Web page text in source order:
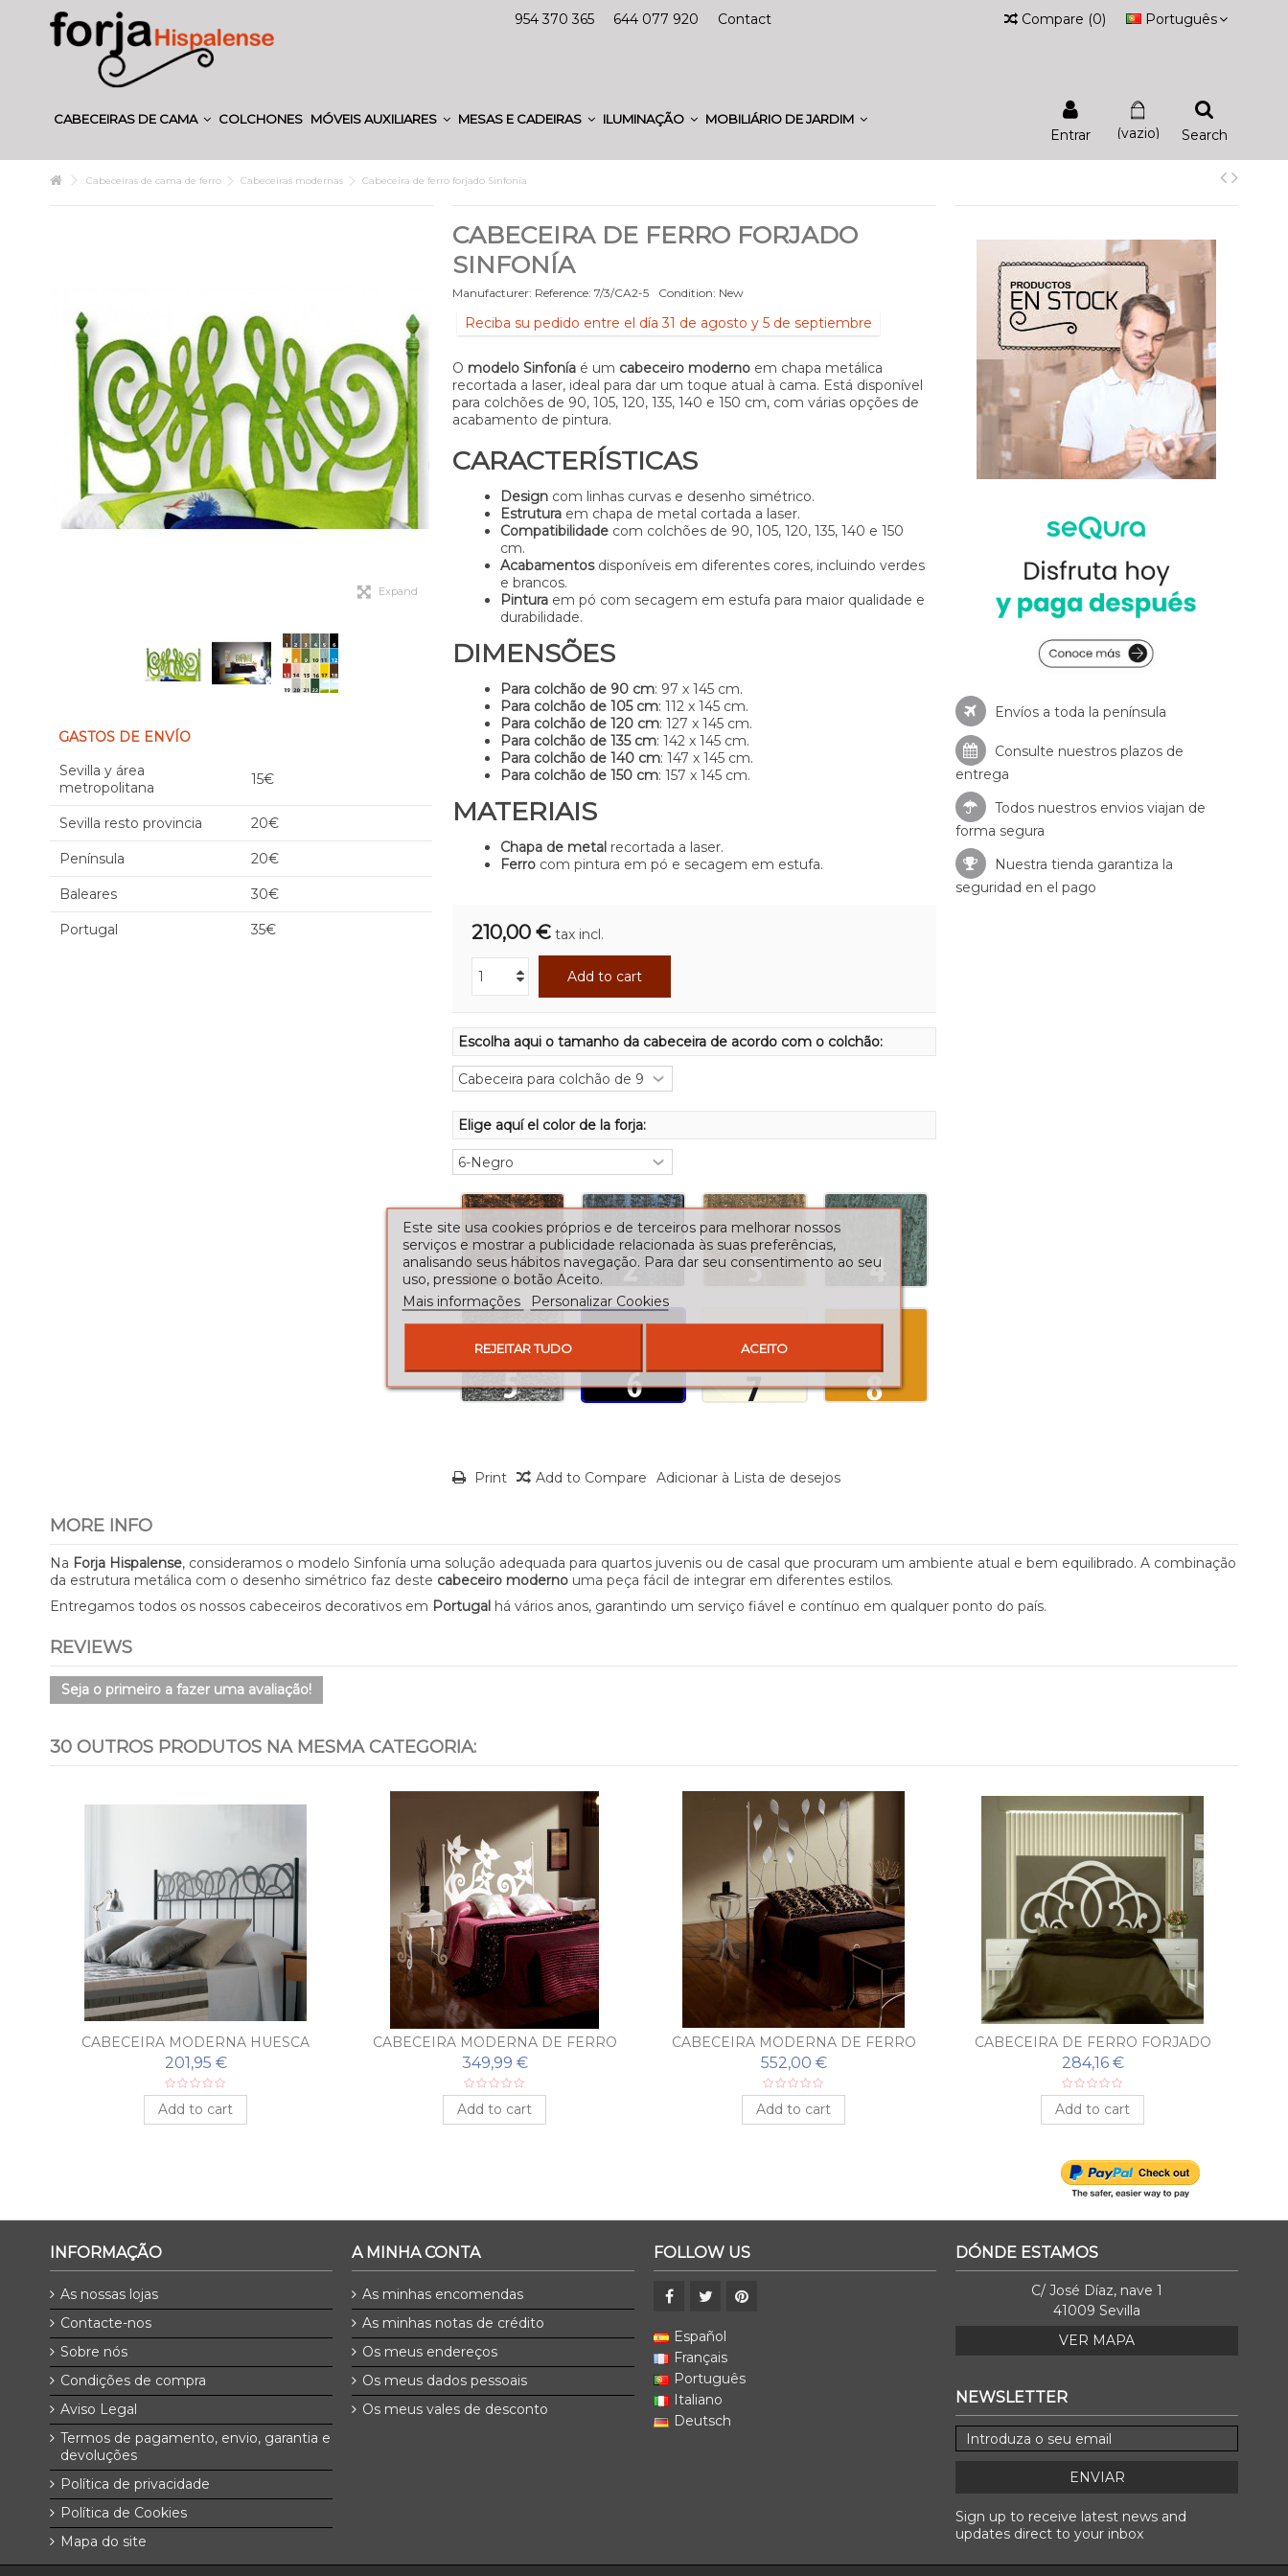
954 370 365 644 077 920 Contact Português
Compare (0)
CABECEIRAS DE CAMA COLCHONES MÓVEIS AUXILIARES MESAS E CADEIRAS ILUMINAÇÃO MOBILIÁRIO DE JARDIM
Search
(vazio)
Entrar
Cabeceiras de cama de ferro Cabeceiras modernas Cabeceira de ferro forjado Sinfonía
Expand
GASTOS DE ENVÍO
Sevilla y área
metropolitana
15€
Sevilla resto provincia 20€
Península 20€
Baleares 30€
Portugal 35€
CABECEIRA DE FERRO FORJADO
SINFONÍA
Manufacturer: Reference: 7/3/CA2-5 Condition: New
Reciba su pedido entre el día 31 de agosto y 5 de septiembre
O modelo Sinfoníaé um cabeceiro modernoem chapa metálica
recortada a laser, ideal para dar um toque atual à cama. Está disponível
para colchões de 90, 105, 120, 135, 140 e 150 cm, com várias opções de
acabamento de pintura.
CARACTERÍSTICAS
Designcom linhas curvas e desenho simétrico.
Estruturaem chapa de metal cortada a laser.
Compatibilidadecom colchões de 90, 105, 120, 135, 140 e 150
cm.
Acabamentosdisponíveis em diferentes cores, incluindo verdes
e brancos.
Pinturaem pó com secagem em estufa para maior qualidade e
durabilidade.
DIMENSÕES
Para colchão de 90 cm: 97 x 145 cm.
Para colchão de 105 cm: 112 x 145 cm.
Para colchão de 120 cm: 127 x 145 cm.
Para colchão de 135 cm: 142 x 145 cm.
Para colchão de 140 cm: 147 x 145 cm.
Para colchão de 150 cm: 157 x 145 cm.
MATERIAIS
Chapa de metalrecortada a laser.
Ferrocom pintura em pó e secagem em estufa.
210,00 € tax incl.
Add to cart
Escolha aqui o tamanho da cabeceira de acordo com o colchão:
Elige aquí el color de la forja:
Print Add to Compare Adicionar à Lista de desejos
Envíos a toda la península
Consulte nuestros plazos de
entrega
Todos nuestros envios viajan de
forma segura
Nuestra tienda garantiza la
seguridad en el pago
MORE INFO
Na Forja Hispalense, consideramos o modelo Sinfonía uma solução adequada para quartos juvenis ou de casal que procuram um ambiente atual e bem equilibrado. A combinação
da estrutura metálica com o desenho simétrico faz deste cabeceiro moderno uma peça fácil de integrar em diferentes estilos.
Entregamos todos os nossos cabeceiros decorativos em Portugal há vários anos, garantindo um serviço fiável e contínuo em qualquer ponto do país.
REVIEWS
Seja o primeiro a fazer uma avaliação!
30 OUTROS PRODUTOS NA MESMA CATEGORIA:
CABECEIRA MODERNA HUESCA
201,95 €
Add to cart
CABECEIRA MODERNA DE FERRO
FORJADO BEGOÑA
349,99 €
Add to cart
CABECEIRA MODERNA DE FERRO
FORJADO ALEJANDRA
552,00 €
Add to cart
CABECEIRA DE FERRO FORJADO
GUADALAJARA
284,16 €
Add to cart
INFORMAÇÃO
As nossas lojas
Contacte-nos
Sobre nós
Condições de compra
Aviso Legal
Termos de pagamento, envio, garantia e
devoluções
Política de privacidade
Política de Cookies
Mapa do site
A MINHA CONTA
As minhas encomendas
As minhas notas de crédito
Os meus endereços
Os meus dados pessoais
Os meus vales de desconto
FOLLOW US
Español
Français
Português
Italiano
Deutsch
DÓNDE ESTAMOS
C/ José Díaz, nave 1
41009 Sevilla
VER MAPA
NEWSLETTER
ENVIAR
Sign up to receive latest news and
updates direct to your inbox
Este site usa cookies próprios e de terceiros para melhorar nossos
serviços e mostrar a publicidade relacionada às suas preferências,
analisando seus hábitos navegação. Para dar seu consentimento ao seu
uso, pressione o botão Aceito.
Mais informações
Personalizar Cookies
REJEITAR TUDO ACEITO